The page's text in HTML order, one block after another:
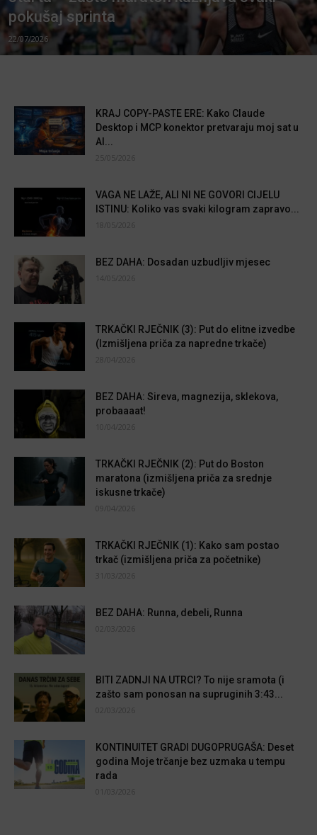
pokušaj sprinta
22/07/2026
KRAJ COPY-PASTE ERE: Kako Claude
Desktop i MCP konektor pretvaraju moj sat u
AI...
25/05/2026
VAGA NE LAŽE, ALI NI NE GOVORI CIJELU
ISTINU: Koliko vas svaki kilogram zapravo...
18/05/2026
BEZ DAHA: Dosadan uzbudljiv mjesec
14/05/2026
TRKAČKI RJEČNIK (3): Put do elitne izvedbe
(Izmišljena priča za napredne trkače)
28/04/2026
BEZ DAHA: Sireva, magnezija, sklekova,
probaaaat!
10/04/2026
TRKAČKI RJEČNIK (2): Put do Boston
maratona (izmišljena priča za srednje
iskusne trkače)
09/04/2026
TRKAČKI RJEČNIK (1): Kako sam postao
trkač (izmišljena priča za početnike)
31/03/2026
BEZ DAHA: Runna, debeli, Runna
02/03/2026
BITI ZADNJI NA UTRCI? To nije sramota (i
zašto sam ponosan na supruginih 3:43...
02/03/2026
KONTINUITET GRADI DUGOPRUGAŠA: Deset
godina Moje trčanje bez uzmaka u tempu
rada
01/03/2026